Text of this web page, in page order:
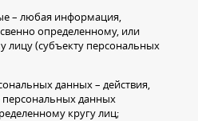
любая информация,
определенному, или
лицу (субъекту персональных
данных – действия,
данных
кругу лиц;